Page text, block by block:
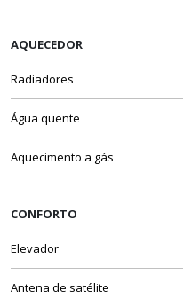
AQUECEDOR
Radiadores
Água quente
Aquecimento a gás
CONFORTO
Elevador
Antena de satélite